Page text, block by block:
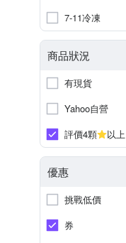
7-11冷凍
商品狀況
有現貨
Yahoo自營
評價4顆
以上
優惠
挑戰低價
券